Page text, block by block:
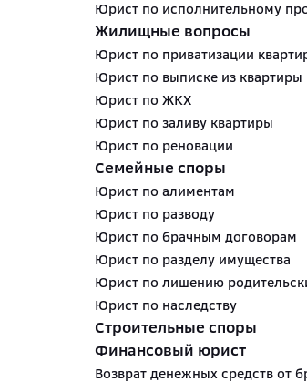
Юрист по исполнительному
Жилищные вопросы
Юрист по приватизации
Юрист по выписке из квартиры
Юрист по ЖКХ
Юрист по заливу квартиры
Юрист по реновации
Семейные споры
Юрист по алиментам
Юрист по разводу
Юрист по брачным договорам
Юрист по разделу имущества
Юрист по лишению
Юрист по наследству
Строительные споры
Финансовый юрист
Возврат денежных средств от